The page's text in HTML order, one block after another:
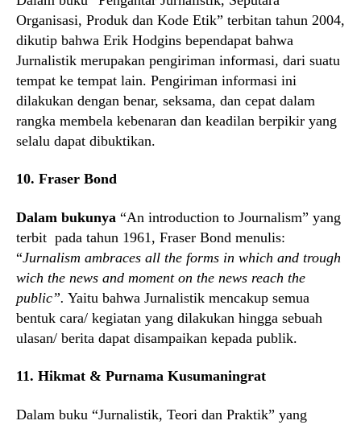
Organisasi, Produk dan Kode Etik” terbitan tahun 2004,
dikutip bahwa Erik Hodgins bependapat bahwa
Jurnalistik merupakan pengiriman informasi, dari suatu
tempat ke tempat lain. Pengiriman informasi ini
dilakukan dengan benar, seksama, dan cepat dalam
rangka membela kebenaran dan keadilan berpikir yang
selalu dapat dibuktikan.
10. Fraser Bond
Dalam bukunya “An introduction to Journalism” yang
terbit pada tahun 1961, Fraser Bond menulis:
“Jurnalism ambraces all the forms in which and trough
wich the news and moment on the news reach the
public”. Yaitu bahwa Jurnalistik mencakup semua
bentuk cara/ kegiatan yang dilakukan hingga sebuah
ulasan/ berita dapat disampaikan kepada publik.
11. Hikmat & Purnama Kusumaningrat
Dalam buku “Jurnalistik, Teori dan Praktik” yang